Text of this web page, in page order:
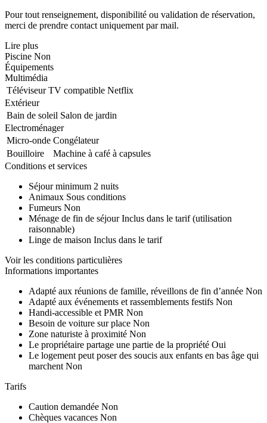
Pour tout renseignement, disponibilité ou validation de réservation,
merci de prendre contact uniquement par mail.
Lire plus
Piscine Non
Équipements
Multimédia
Téléviseur TV compatible Netflix
Extérieur
Bain de soleil Salon de jardin
Electroménager
Micro-onde Congélateur
Bouilloire
Machine à café à capsules
Conditions et services
Séjour minimum 2 nuits
Animaux Sous conditions
Fumeurs Non
Ménage de fin de séjour Inclus dans le tarif (utilisation
raisonnable)
Linge de maison Inclus dans le tarif
Voir les conditions particulières
Informations importantes
Adapté aux réunions de famille, réveillons de fin d’année Non
Adapté aux événements et rassemblements festifs Non
Handi-accessible et PMR Non
Besoin de voiture sur place Non
Zone naturiste à proximité Non
Le propriétaire partage une partie de la propriété Oui
Le logement peut poser des soucis aux enfants en bas âge qui
marchent Non
Tarifs
Caution demandée Non
Chèques vacances Non